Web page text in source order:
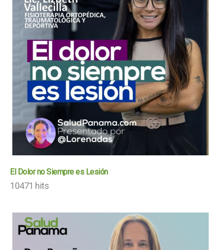
El Dolor no Siempre es Lesión
10471 hits